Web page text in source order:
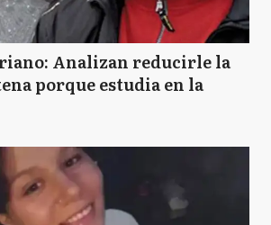
Analizan reducirle la
porque estudia en la